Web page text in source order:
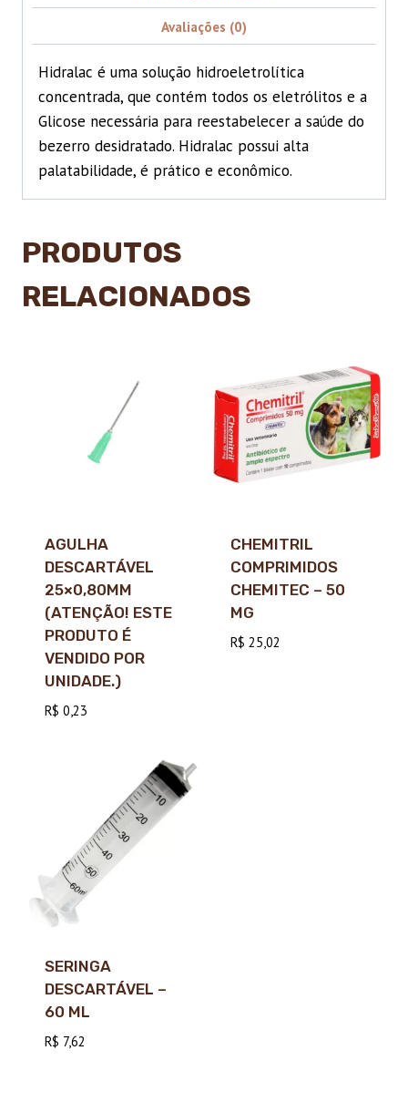
Avaliações (0)
Hidralac é uma solução hidroeletrolítica
concentrada, que contém todos os eletrólitos e a
Glicose necessária para reestabelecer a saúde do
bezerro desidratado. Hidralac possui alta
palatabilidade, é prático e econômico.
PRODUTOS
RELACIONADOS
AGULHA
DESCARTÁVEL
25×0,80MM
(ATENÇÃO! ESTE
PRODUTO É
VENDIDO POR
UNIDADE.)
R$ 0,23
CHEMITRIL
COMPRIMIDOS
CHEMITEC – 50
MG
R$ 25,02
SERINGA
DESCARTÁVEL –
60 ML
R$ 7,62